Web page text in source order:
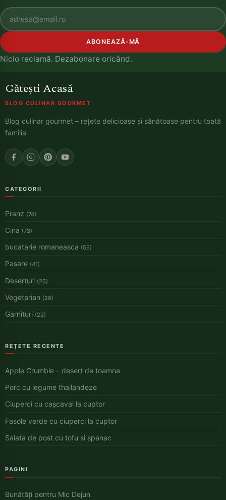
ABONEAZĂ-MĂ
Nicio reclamă. Dezabonare oricând.
Gătești Acasă
BLOG CULINAR GOURMET
Blog culinar gourmet – rețete delicioase și sănătoase pentru toată
familia
CATEGORII
Pranz (74)
Cina (73)
bucatarie romaneasca (55)
Pasare (41)
Deserturi (26)
Vegetarian (26)
Garnituri (22)
REȚETE RECENTE
Apple Crumble – desert de toamna
Porc cu legume thailandeze
Ciuperci cu cașcaval la cuptor
Fasole verde cu ciuperci la cuptor
Salata de post cu tofu si spanac
PAGINI
Bunătăți pentru Mic Dejun